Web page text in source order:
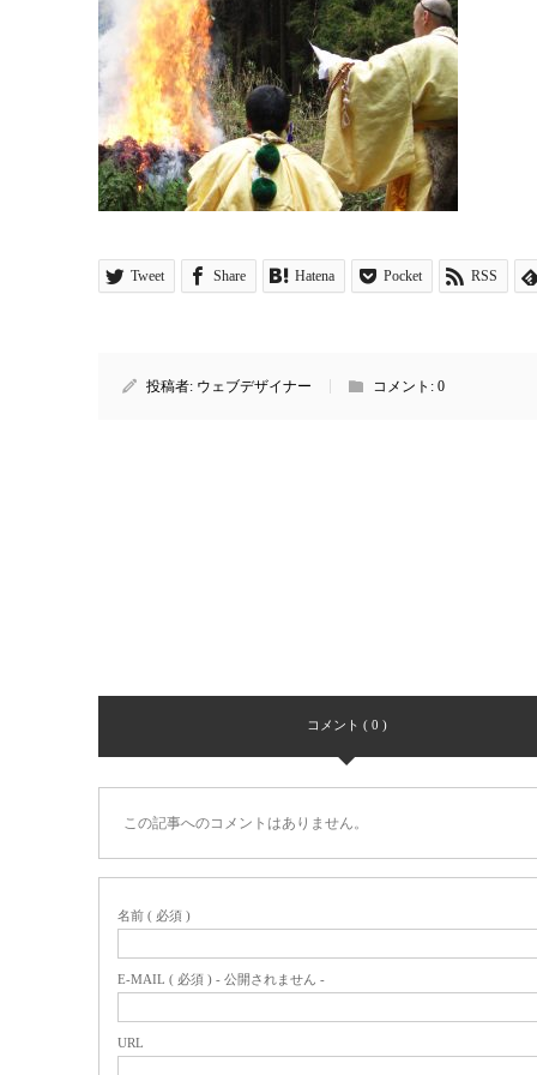
Tweet Share Hatena Pocket RSS
投稿者: ウェブデザイナー コメント: 0
コメント ( 0 )
この記事へのコメントはありません。
名前 ( 必須 )
E-MAIL ( 必須 ) - 公開されません -
URL